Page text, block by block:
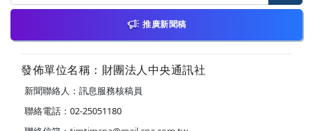
推廣新聞稿
發佈單位名稱：財團法人中央通訊社
新聞聯絡人：訊息服務核稿員
聯絡電話：02-25051180